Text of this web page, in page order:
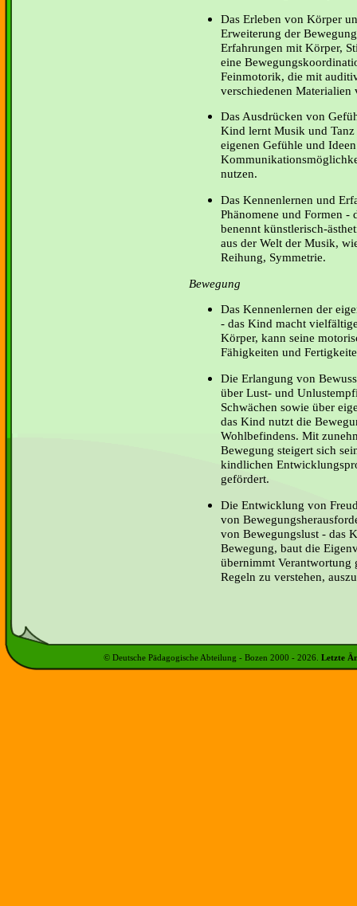
Das Erleben von Körper
Erweiterung der
Erfahrungen mit Körper,
eine
Feinmotorik, die mit
verschiedenen Materialien
Das Ausdrücken von
Kind lernt Musik und
eigenen Gefühle und
nutzen.
Das Kennenlernen und
Phänomene und Formen -
benennt künstlerisch-
aus der Welt der Musik,
Reihung, Symmetrie.
Bewegung
Das Kennenlernen der
- das Kind macht
Körper, kann seine
Fähigkeiten und
Die Erlangung von
über Lust- und
Schwächen sowie über
das Kind nutzt die
Wohlbefindens. Mit
Bewegung steigert sich
kindlichen
gefördert.
Die Entwicklung von
von
von Bewegungslust - das
Bewegung, baut die
übernimmt Verantwortung
Regeln zu verstehen,
© Deutsche Pädagogische Abteilung - Bozen 2000 - 2026 Letzte